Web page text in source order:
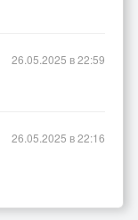
26.05.2025 в 22:59
26.05.2025 в 22:16